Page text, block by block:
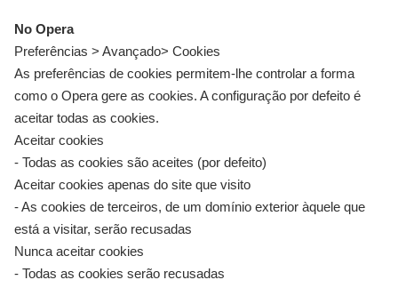
No Opera
Preferências > Avançado> Cookies
As preferências de cookies permitem-lhe controlar a forma
como o Opera gere as cookies. A configuração por defeito é
aceitar todas as cookies.
Aceitar cookies
- Todas as cookies são aceites (por defeito)
Aceitar cookies apenas do site que visito
- As cookies de terceiros, de um domínio exterior àquele que
está a visitar, serão recusadas
Nunca aceitar cookies
- Todas as cookies serão recusadas